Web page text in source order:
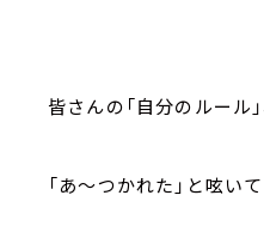
皆さんの「自分のルール
「あ～つかれた」と呟い